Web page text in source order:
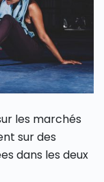
les marchés
sur des
dans les deux